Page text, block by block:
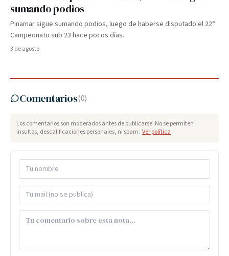
sumando podios
Pinamar sigue sumando podios, luego de haberse disputado el 22°
Campeonato sub 23 hace pocos días.
3 de agosto
Comentarios(0)
Los comentarios son moderados antes de publicarse. No se permiten
insultos, descalificaciones personales, ni spam. Ver política